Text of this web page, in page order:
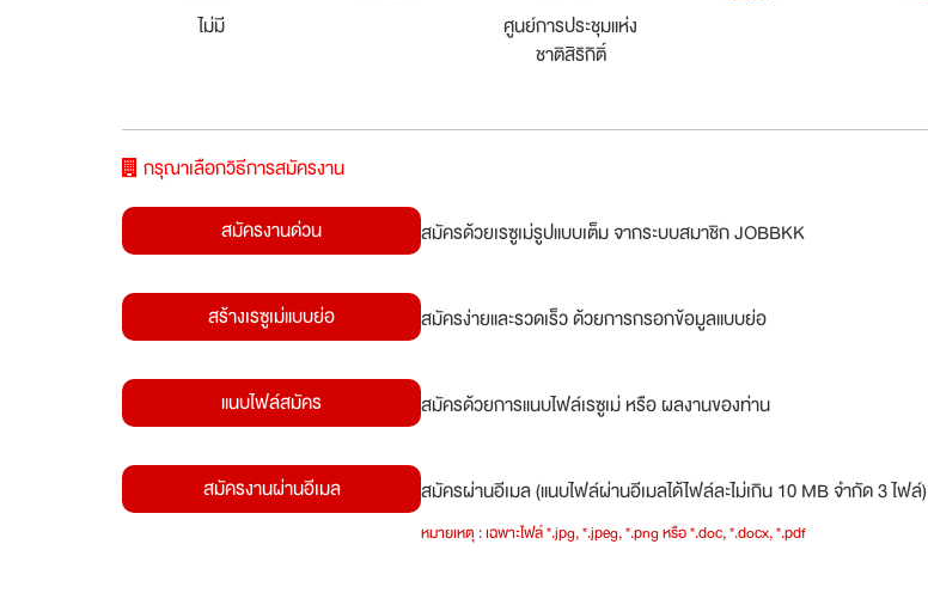
ไม่มี
ศูนย์การประชุมแห่ง
ชาติสิริกิติ์
กรุณาเลือกวิธีการสมัครงาน
สมัครงานด่วน
สมัครด้วยเรซูเม่รูปแบบเต็ม จากระบบสมาชิก JOBBKK
สร้างเรซูเม่แบบย่อ สมัครง่ายและรวดเร็ว ด้วยการกรอกข้อมูลแบบย่อ
แนบไฟล์สมัคร สมัครด้วยการแนบไฟล์เรซูเม่ หรือ ผลงานของท่าน
สมัครงานผ่านอีเมล สมัครผ่านอีเมล (แนบไฟล์ผ่านอีเมลได้ไฟล์ละไม่เกิน 10 MB จำกัด 3 ไฟล์)
หมายเหตุ : เฉพาะไฟล์ *.jpg, *.jpeg, *.png หรือ *.doc, *.docx, *.pdf